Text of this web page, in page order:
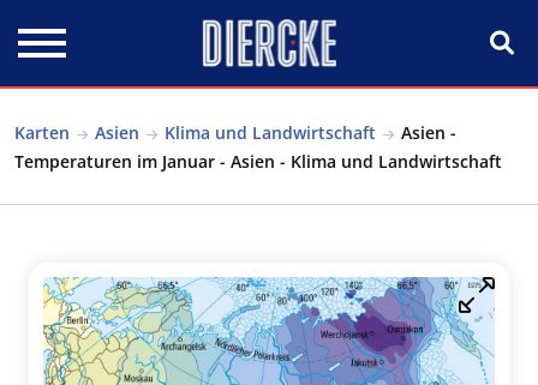
Karten Asien Klima und Landwirtschaft
Asien -
Temperaturen im Januar - Asien - Klima und Landwirtschaft